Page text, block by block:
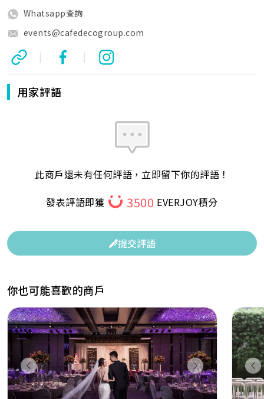
Whatsapp查詢
events@cafedecogroup.com
| |
用家評語
此商戶還未有任何評語，立即留下你的評語！
發表評語即獲
3500 EVERJOY積分
提交評語
你也可能喜歡的商戶
Previous Next